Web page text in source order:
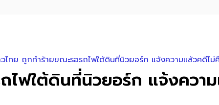
ไทย ถูกทำร้ายขณะรอรถไฟใต้ดินที่นิวยอร์ก แจ้งความแล้วคดีไม่
ไฟใต้ดินที่นิวยอร์ก แจ้งควา